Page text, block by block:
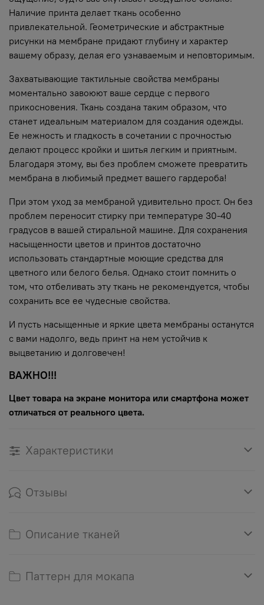
Наличие принта делает ткань особенно
привлекательной. Геометрические и абстрактные
рисунки на мембране придают глубину и характер
вашему образу, делая его узнаваемым и неповторимым.
Захватывающие тактильные свойства мембраны
моментально завоюют ваше сердце с первого
прикосновения. Ткань создана таким образом, что
станет идеальным материалом для создания одежды.
Ее нежность и гладкость в сочетании с прочностью
делают процесс кройки и шитья легким и приятным.
Благодаря этому, вы без проблем сможете превратить
мембрана в любимый предмет вашего гардероба!
При этом уход за мембраной удивительно прост. Он без
проблем переносит стирку при температуре 30-40
градусов в вашей стиральной машине. Для сохранения
насыщенности цветов и принтов достаточно
использовать стандартные моющие средства для
цветного или белого белья. Однако стоит помнить о
том, что отбеливать эту ткань не рекомендуется, чтобы
сохранить все ее чудесные свойства.
И пусть насыщенные и яркие цвета мембраны останутся
с вами надолго, ведь принт на нем устойчив к
выцветанию и долговечен!
ВАЖНО!!!
Цвет товара на экране монитора или смартфона может
отличаться от реального цвета.
Характеристики
Отзывы
Описание тканей
Паттерн для мокапа